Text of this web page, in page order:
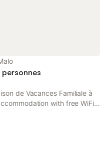
de Vacances Familiale à
with free WiFi